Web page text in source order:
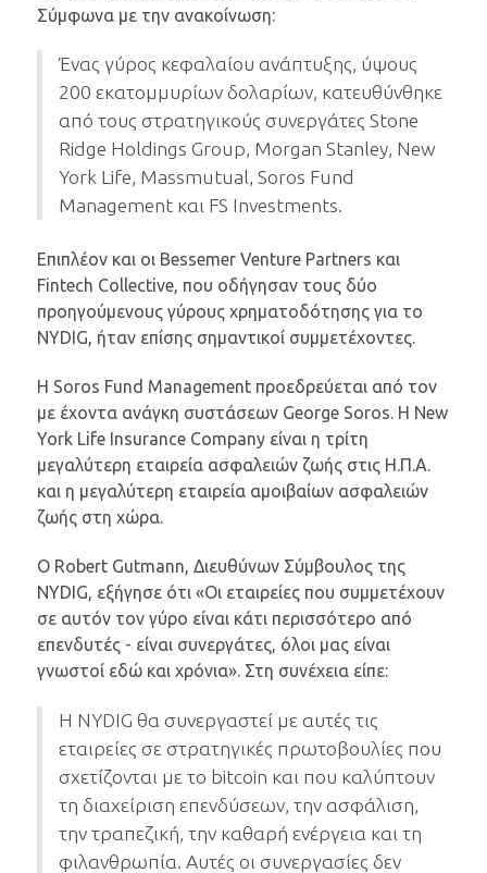
Σύμφωνα με την ανακοίνωση:
Ένας γύρος κεφαλαίου ανάπτυξης, ύψους
200 εκατομμυρίων δολαρίων, κατευθύνθηκε
από τους στρατηγικούς συνεργάτες Stone
Ridge Holdings Group, Morgan Stanley, New
York Life, Massmutual, Soros Fund
Management και FS Investments.
Επιπλέον και οι Bessemer Venture Partners και
Fintech Collective, που οδήγησαν τους δύο
προηγούμενους γύρους χρηματοδότησης για το
NYDIG, ήταν επίσης σημαντικοί συμμετέχοντες.
Η Soros Fund Management προεδρεύεται από τον
με έχοντα ανάγκη συστάσεων George Soros. Η New
York Life Insurance Company είναι η τρίτη
μεγαλύτερη εταιρεία ασφαλειών ζωής στις Η.Π.Α.
και η μεγαλύτερη εταιρεία αμοιβαίων ασφαλειών
ζωής στη χώρα.
Ο Robert Gutmann, Διευθύνων Σύμβουλος της
NYDIG, εξήγησε ότι «Οι εταιρείες που συμμετέχουν
σε αυτόν τον γύρο είναι κάτι περισσότερο από
επενδυτές - είναι συνεργάτες, όλοι μας είναι
γνωστοί εδώ και χρόνια». Στη συνέχεια είπε:
Η NYDIG θα συνεργαστεί με αυτές τις
εταιρείες σε στρατηγικές πρωτοβουλίες που
σχετίζονται με το bitcoin και που καλύπτουν
τη διαχείριση επενδύσεων, την ασφάλιση,
την τραπεζική, την καθαρή ενέργεια και τη
φιλανθρωπία. Αυτές οι συνεργασίες δεν